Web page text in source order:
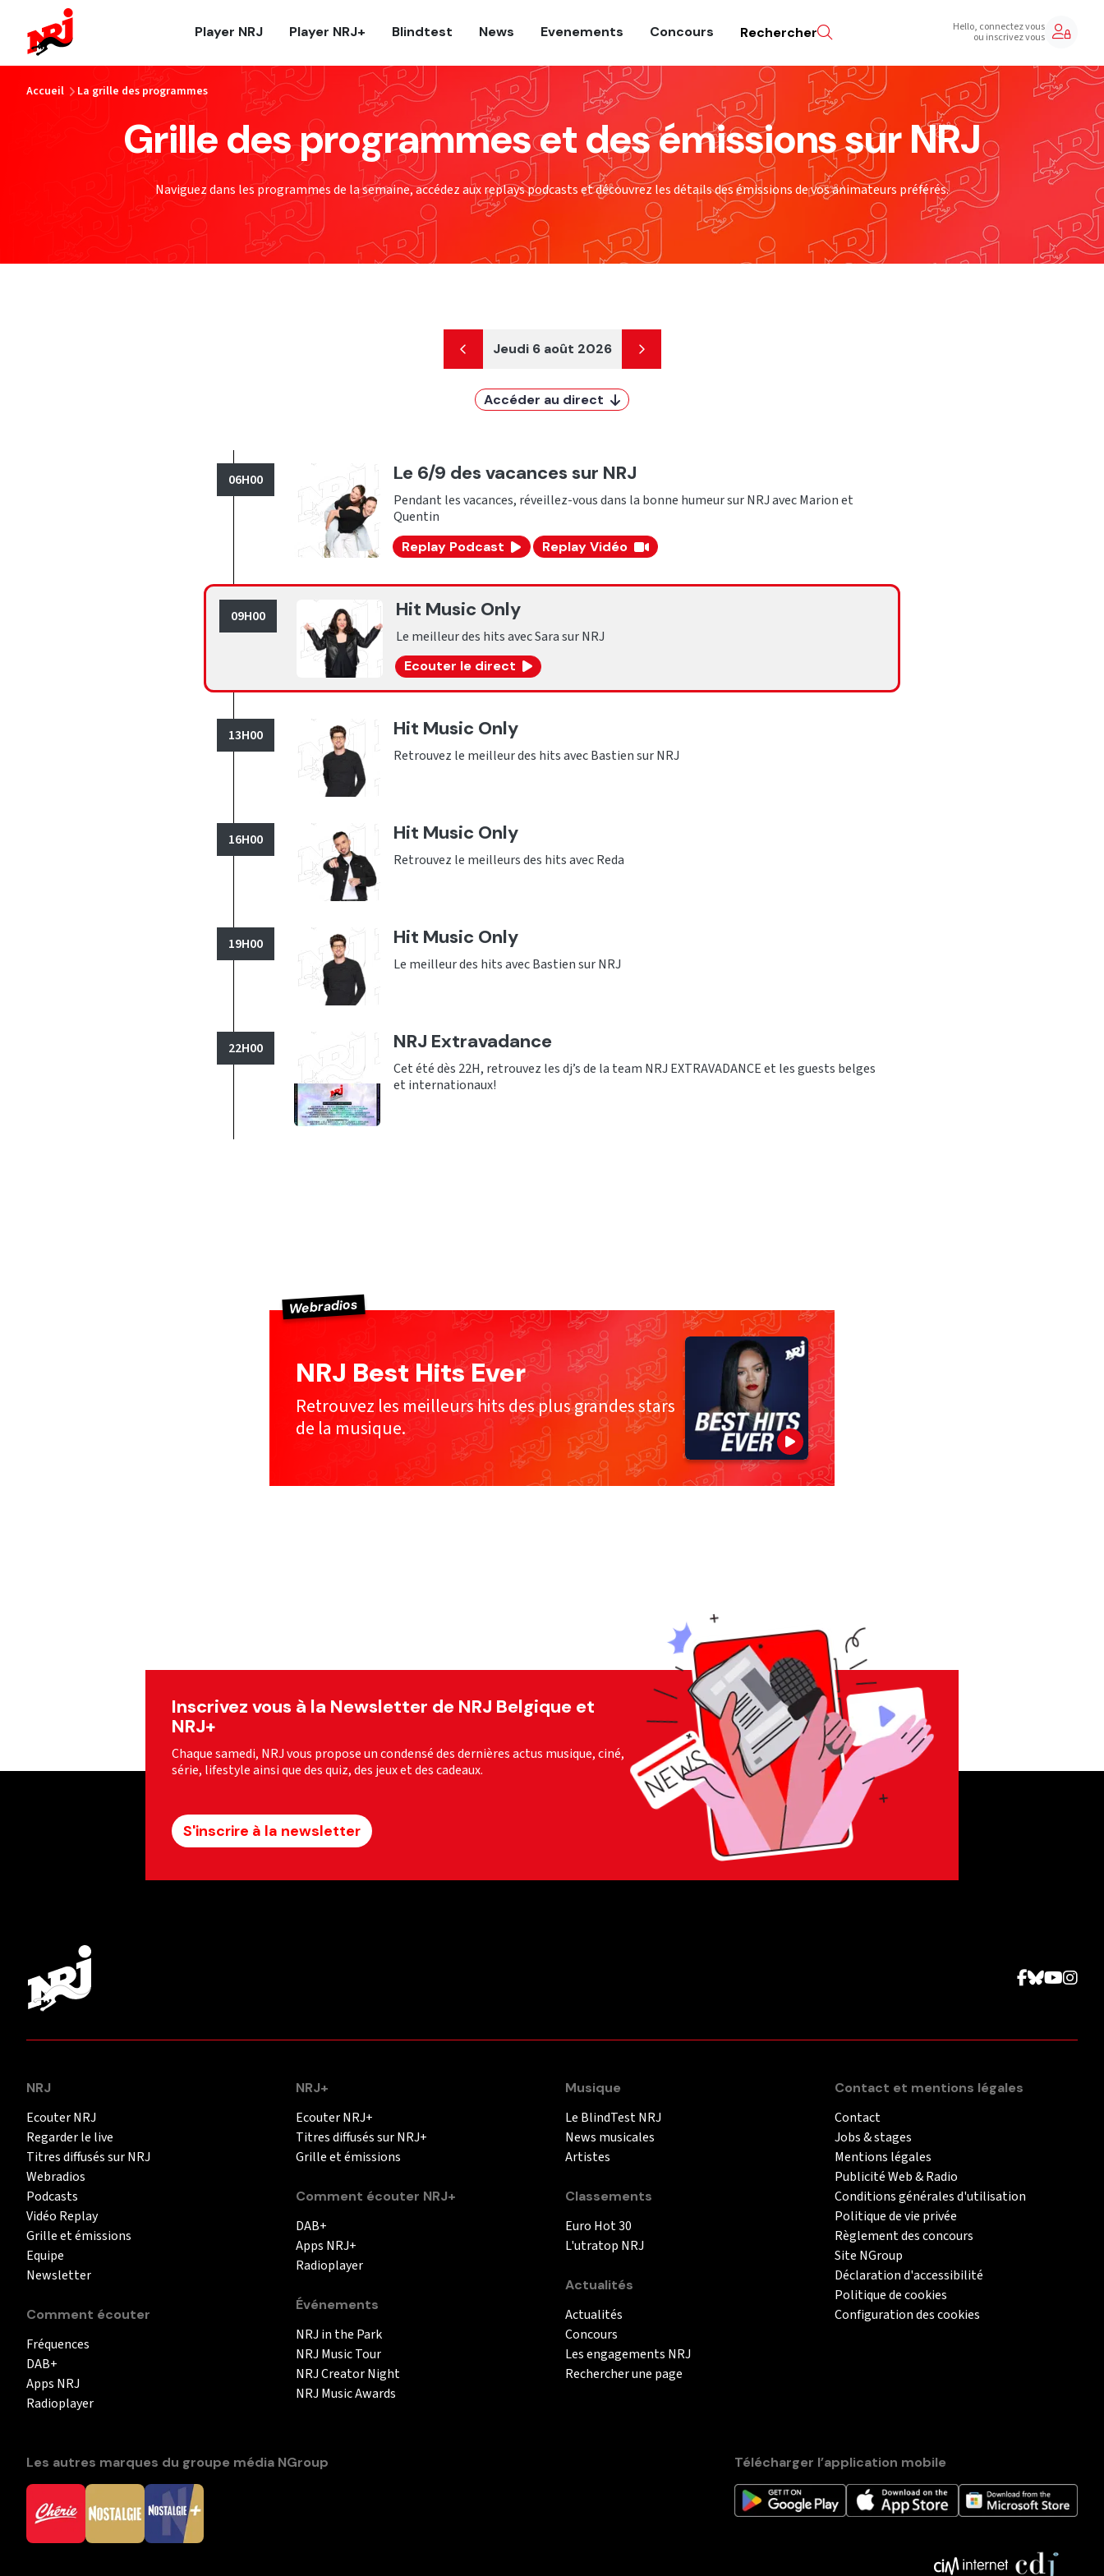
Player NRJ Player NRJ+ Blindtest News Evenements Concours Rechercher Hello, connectez vous
ou inscrivez vous
Accueil La grille des programmes
Grille des programmes et des émissions sur NRJ
Naviguez dans les programmes de la semaine, accédez aux replays podcasts et découvrez les détails des émissions de vos animateurs préférés.
Jeudi 6 août 2026
Accéder au direct
06H00 Le 6/9 des vacances sur NRJ
Pendant les vacances, réveillez-vous dans la bonne humeur sur NRJ avec Marion et
Quentin
Replay Podcast Replay Vidéo
09H00 Hit Music Only
Le meilleur des hits avec Sara sur NRJ
Ecouter le direct
13H00 Hit Music Only
Retrouvez le meilleur des hits avec Bastien sur NRJ
16H00 Hit Music Only
Retrouvez le meilleurs des hits avec Reda
19H00 Hit Music Only
Le meilleur des hits avec Bastien sur NRJ
22H00 NRJ Extravadance
Cet été dès 22H, retrouvez les dj’s de la team NRJ EXTRAVADANCE et les guests belges
et internationaux!
Webradios
NRJ Best Hits Ever
Retrouvez les meilleurs hits des plus grandes stars
de la musique.
Inscrivez vous à la Newsletter de NRJ Belgique et
NRJ+
Chaque samedi, NRJ vous propose un condensé des dernières actus musique, ciné,
série, lifestyle ainsi que des quiz, des jeux et des cadeaux.
S'inscrire à la newsletter
NRJ
Ecouter NRJ
Regarder le live
Titres diffusés sur NRJ
Webradios
Podcasts
Vidéo Replay
Grille et émissions
Equipe
Newsletter
Comment écouter
Fréquences
DAB+
Apps NRJ
Radioplayer
NRJ+
Ecouter NRJ+
Titres diffusés sur NRJ+
Grille et émissions
Comment écouter NRJ+
DAB+
Apps NRJ+
Radioplayer
Événements
NRJ in the Park
NRJ Music Tour
NRJ Creator Night
NRJ Music Awards
Musique
Le BlindTest NRJ
News musicales
Artistes
Classements
Euro Hot 30
L'utratop NRJ
Actualités
Actualités
Concours
Les engagements NRJ
Rechercher une page
Contact et mentions légales
Contact
Jobs & stages
Mentions légales
Publicité Web & Radio
Conditions générales d'utilisation
Politique de vie privée
Règlement des concours
Site NGroup
Déclaration d'accessibilité
Politique de cookies
Configuration des cookies
Les autres marques du groupe média NGroup Télécharger l’application mobile